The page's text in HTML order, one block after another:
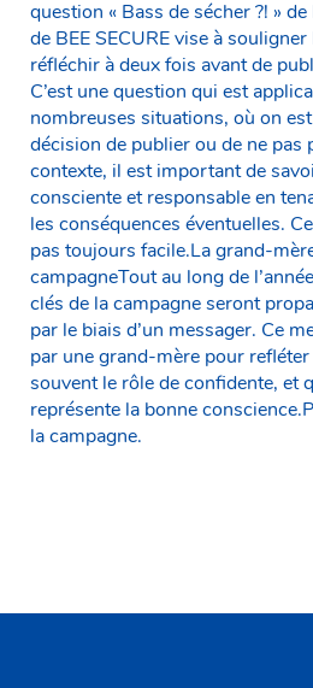
question « Bass de sécher ?! »
de BEE SECURE vise à
réfléchir à deux fois avant de
C’est une question qui est
nombreuses situations, où on
décision de publier ou de ne pas
contexte, il est important de
consciente et responsable en
les conséquences éventuelles.
pas toujours facile.La grand-
campagneTout au long de
clés de la campagne seront
par le biais d’un messager. Ce
par une grand-mère pour
souvent le rôle de confidente, et
représente la bonne
la campagne.